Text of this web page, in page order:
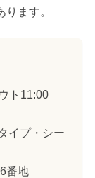
ます。
ト11:00
イプ・シー
番地